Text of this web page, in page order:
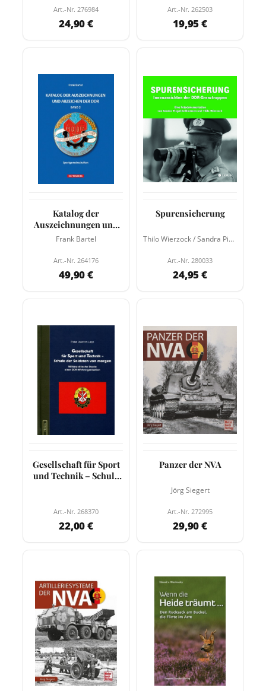
Art.-Nr. 276984
24,90 €
Art.-Nr. 262503
19,95 €
Katalog der
Auszeichnungen und
Abzeichen der DDR
Frank Bartel
Art.-Nr. 264176
49,90 €
Spurensicherung
Thilo Wierzock / Sandra Pingel-Schliemann
Art.-Nr. 280033
24,95 €
Gesellschaft für Sport
und Technik – Schule
Art.-Nr. 268370
22,00 €
Panzer der NVA
Jörg Siegert
Art.-Nr. 272995
29,90 €